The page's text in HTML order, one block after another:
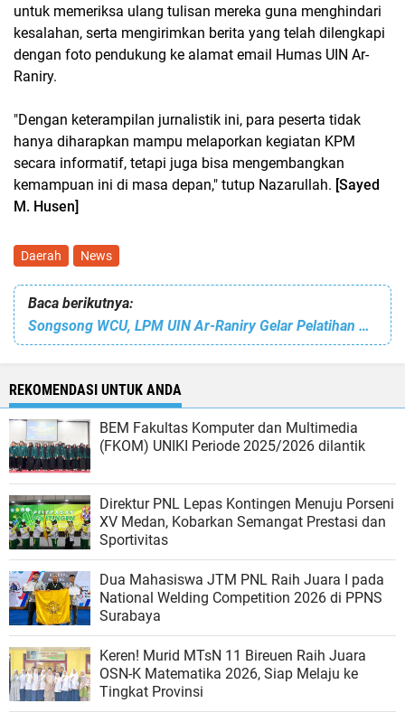
untuk memeriksa ulang tulisan mereka guna menghindari
kesalahan, serta mengirimkan berita yang telah dilengkapi
dengan foto pendukung ke alamat email Humas UIN Ar-
Raniry.
"Dengan keterampilan jurnalistik ini, para peserta tidak
hanya diharapkan mampu melaporkan kegiatan KPM
secara informatif, tetapi juga bisa mengembangkan
kemampuan ini di masa depan," tutup Nazarullah. [Sayed
M. Husen]
Daerah News
Baca berikutnya:
Songsong WCU, LPM UIN Ar-Raniry Gelar Pelatihan Penguatan Manajerial Mutu Bagi Ketua Prodi
REKOMENDASI UNTUK ANDA
BEM Fakultas Komputer dan Multimedia
(FKOM) UNIKI Periode 2025/2026 dilantik
Direktur PNL Lepas Kontingen Menuju Porseni
XV Medan, Kobarkan Semangat Prestasi dan
Sportivitas
Dua Mahasiswa JTM PNL Raih Juara I pada
National Welding Competition 2026 di PPNS
Surabaya
Keren! Murid MTsN 11 Bireuen Raih Juara
OSN-K Matematika 2026, Siap Melaju ke
Tingkat Provinsi